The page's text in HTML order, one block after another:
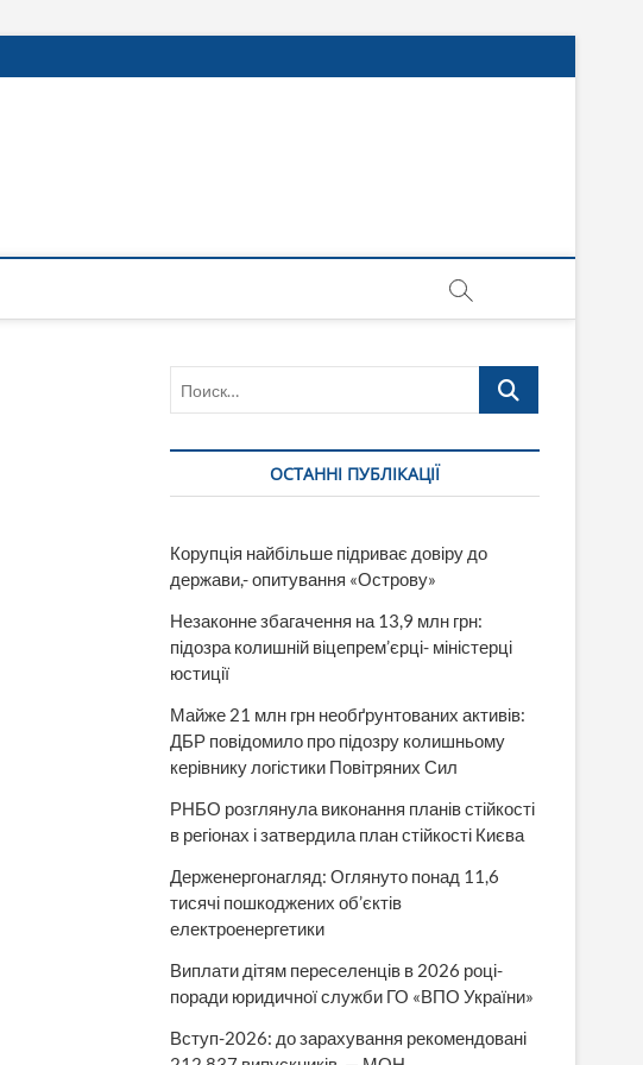
Поиск…
ОСТАННІ ПУБЛІКАЦІЇ
Корупція найбільше підриває довіру до
держави,- опитування «Острову»
Незаконне збагачення на 13,9 млн грн:
підозра колишній віцепрем’єрці- міністерці
юстиції
Майже 21 млн грн необґрунтованих активів:
ДБР повідомило про підозру колишньому
керівнику логістики Повітряних Сил
РНБО розглянула виконання планів стійкості
в регіонах і затвердила план стійкості Києва
Держенергонагляд: Оглянуто понад 11,6
тисячі пошкоджених об’єктів
електроенергетики
Виплати дітям переселенців в 2026 році-
поради юридичної служби ГО «ВПО України»
Вступ-2026: до зарахування рекомендовані